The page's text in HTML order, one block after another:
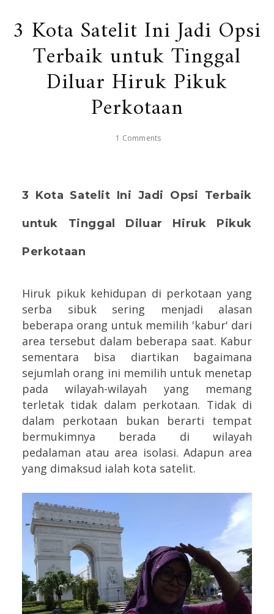
3 Kota Satelit Ini Jadi Opsi
Terbaik untuk Tinggal
Diluar Hiruk Pikuk
Perkotaan
1 Comments
3 Kota Satelit Ini Jadi Opsi Terbaik
untuk Tinggal Diluar Hiruk Pikuk
Perkotaan
Hiruk pikuk kehidupan di perkotaan yang
serba sibuk sering menjadi alasan
beberapa orang untuk memilih 'kabur' dari
area tersebut dalam beberapa saat. Kabur
sementara bisa diartikan bagaimana
sejumlah orang ini memilih untuk menetap
pada wilayah-wilayah yang memang
terletak tidak dalam perkotaan. Tidak di
dalam perkotaan bukan berarti tempat
bermukimnya berada di wilayah
pedalaman atau area isolasi. Adapun area
yang dimaksud ialah kota satelit.